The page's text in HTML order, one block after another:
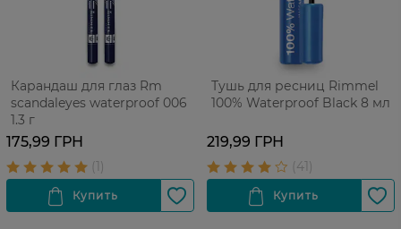
Карандаш для глаз Rm
scandaleyes waterproof 006
1.3 г
175,99 ГРН
Тушь для ресниц Rimmel
100% Waterproof Black 8 мл
219,99 ГРН